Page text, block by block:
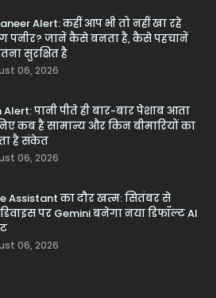
Alert: कहीं आप भी तो नहीं खा रहे
पनीर? जानें कैसे बनता है, कैसे पहचानें
सुरक्षित है
06, 2026
Alert: पानी पीते ही बार-बार पेशाब आता
कब है सामान्य और किन बीमारियों का
है संकेत
06, 2026
Assistant का दौर खत्म: सितंबर से
डिवाइस पर Gemini बनेगा नया डिफॉल्ट AI
06, 2026